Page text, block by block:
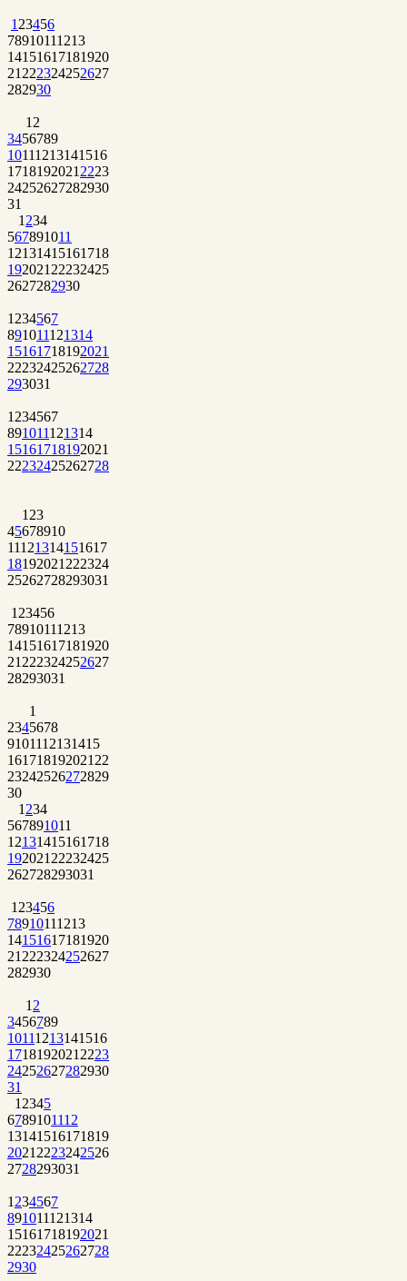
1 23456
78910111213
14151617181920
21 222324252627
282930
1 2
3456789
10111213141516
1718192021 2223
24252627282930
31
1 234
567891011
12131415161718
192021 22232425
2627282930
1 234567
891011121314
15161718192021
22232425262728
293031
1 234567
891011121314
15161718192021
22232425262728
1 23
45678910
11121314151617
18192021 222324
25262728293031
1 23456
78910111213
14151617181920
21 222324252627
28293031
1
2345678
9101112131415
161718192021 22
23242526272829
30
1 234
567891011
12131415161718
192021 22232425
262728293031
1 23456
78910111213
14151617181920
21 222324252627
282930
1 2
3456789
10111213141516
1718192021 2223
24252627282930
31
1 2345
6789101112
13141516171819
2021 2223242526
2728293031
1 234567
891011121314
15161718192021
22232425262728
2930